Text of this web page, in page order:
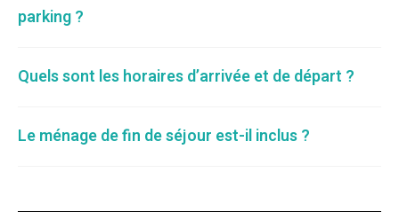
parking ?
Quels sont les horaires d’arrivée et de départ ?
Le ménage de fin de séjour est-il inclus ?